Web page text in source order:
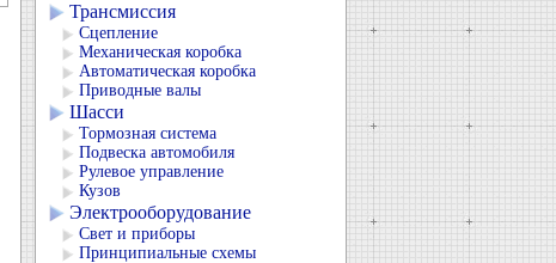
Трансмиссия
Сцепление
Механическая коробка
Автоматическая коробка
Приводные валы
Шасси
Тормозная система
Подвеска автомобиля
Рулевое управление
Кузов
Электрооборудование
Свет и приборы
Принципиальные схемы